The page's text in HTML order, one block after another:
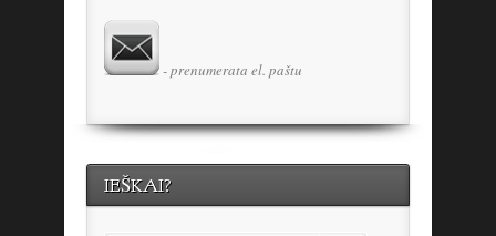
- prenumerata el. paštu
IEŠKAI?